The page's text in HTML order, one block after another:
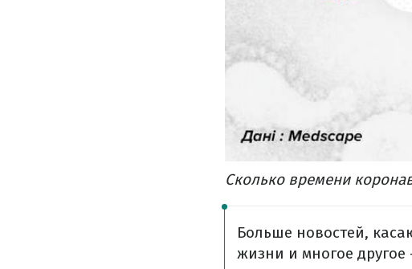
Сколько времени
Больше новостей,
жизни и многое другое